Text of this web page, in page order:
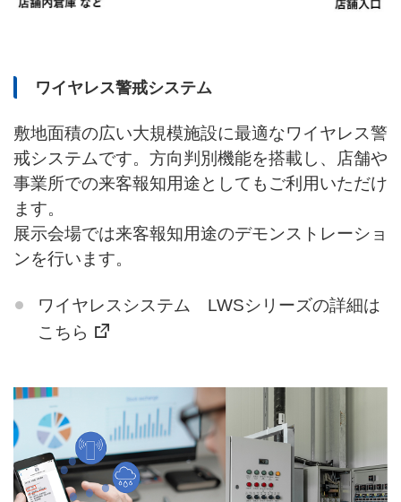
ワイヤレス警戒システム
敷地面積の広い大規模施設に最適なワイヤレス警
戒システムです。方向判別機能を搭載し、店舗や
事業所での来客報知用途としてもご利用いただけ
ます。
展示会場では来客報知用途のデモンストレーショ
ンを行います。
ワイヤレスシステム LWSシリーズの詳細は
こちら